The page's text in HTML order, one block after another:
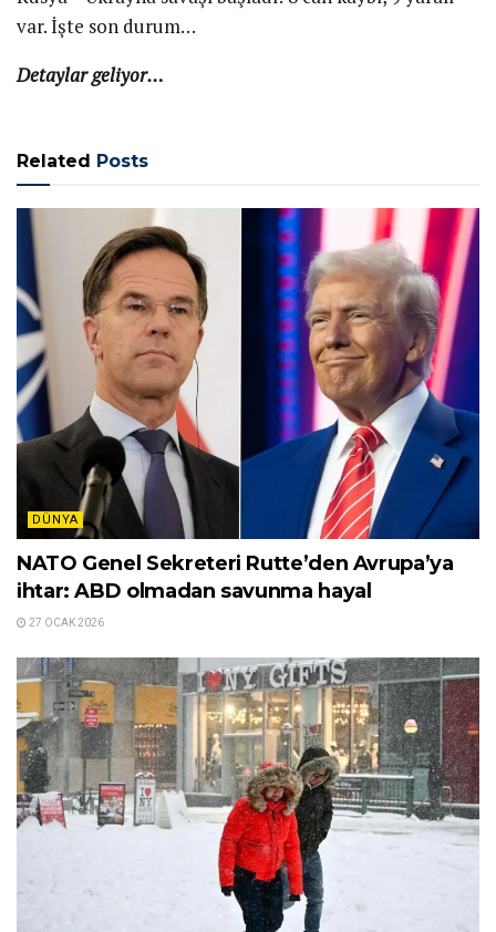
var. İşte son durum…
Detaylar geliyor…
Related Posts
DÜNYA
NATO Genel Sekreteri Rutte’den Avrupa’ya
ihtar: ABD olmadan savunma hayal
27 OCAK 2026